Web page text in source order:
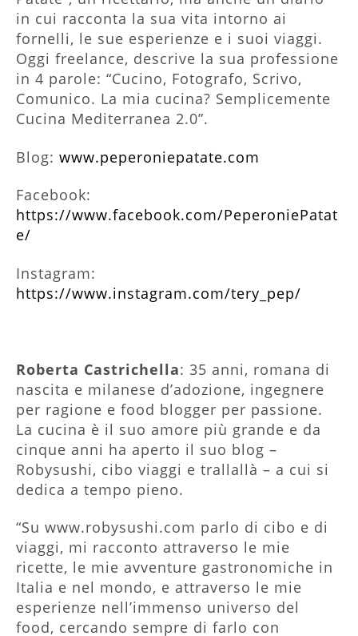
in cui racconta la sua vita intorno ai
fornelli, le sue esperienze e i suoi viaggi.
Oggi freelance, descrive la sua professione
in 4 parole: “Cucino, Fotografo, Scrivo,
Comunico. La mia cucina? Semplicemente
Cucina Mediterranea 2.0”.
Blog: www.peperoniepatate.com
Facebook:
https://www.facebook.com/PeperoniePatat
e/
Instagram:
https://www.instagram.com/tery_pep/
Roberta Castrichella: 35 anni, romana di
nascita e milanese d’adozione, ingegnere
per ragione e food blogger per passione.
La cucina è il suo amore più grande e da
cinque anni ha aperto il suo blog –
Robysushi, cibo viaggi e trallallà – a cui si
dedica a tempo pieno.
“Su www.robysushi.com parlo di cibo e di
viaggi, mi racconto attraverso le mie
ricette, le mie avventure gastronomiche in
Italia e nel mondo, e attraverso le mie
esperienze nell’immenso universo del
food, cercando sempre di farlo con